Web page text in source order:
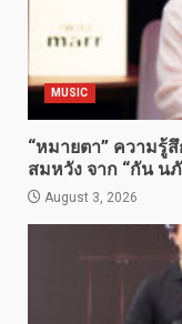
MUSIC
“หมายตา” ความรู้
สมหวัง จาก “กัน น
August 3, 2026